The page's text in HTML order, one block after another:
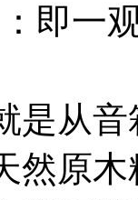
即一
是从
然原